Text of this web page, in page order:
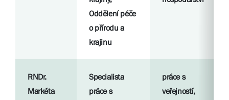
Oddělení péče
o přírodu a
krajinu
RNDr.
Markéta
Specialista
práce s
práce s
veřejností,